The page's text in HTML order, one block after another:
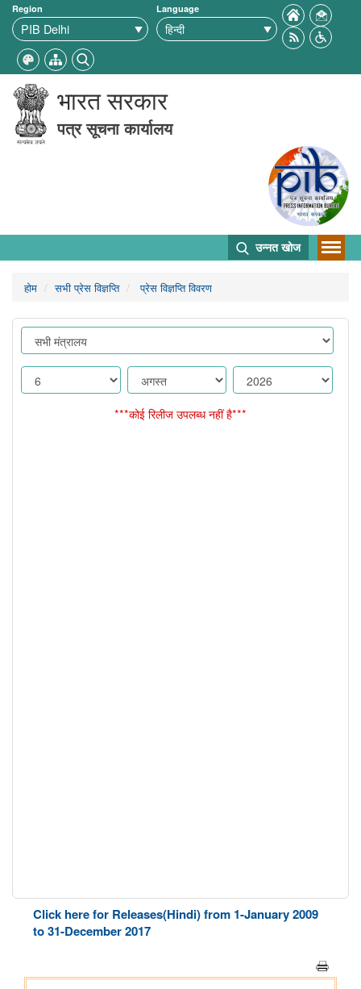
Region Language
भारत सरकार
पत्र सूचना कार्यालय
उन्नत खोज
होम सभी प्रेस विज्ञप्ति प्रेस विज्ञप्ति विवरण
***कोई रिलीज उपलब्ध नहीं है***
Click here for Releases(Hindi) from 1-January 2009
to 31-December 2017